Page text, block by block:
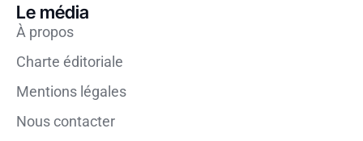
Le média
À propos
Charte éditoriale
Mentions légales
Nous contacter